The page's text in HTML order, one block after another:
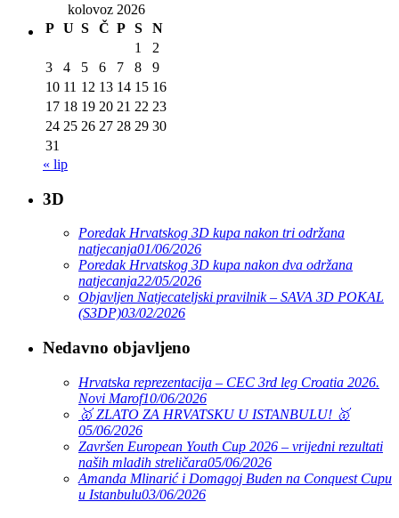
kolovoz 2026
P U S Č P S
N
1
2
3
4 5 6 7 8
9
10 11 12 13 14 15 16
17 18 19 20 21 22 23
24 25 26 27 28 29 30
31
« lip
3D
Poredak Hrvatskog 3D kupa nakon tri održana
natjecanja01/06/2026
Poredak Hrvatskog 3D kupa nakon dva održana
natjecanja22/05/2026
Objavljen Natjecateljski pravilnik – SAVA 3D POKAL
(S3DP)03/02/2026
Nedavno objavljeno
Hrvatska reprezentacija – CEC 3rd leg Croatia 2026.
Novi Marof10/06/2026
🥇 ZLATO ZA HRVATSKU U ISTANBULU! 🥇
05/06/2026
Završen European Youth Cup 2026 – vrijedni rezultati
naših mladih streličara05/06/2026
Amanda Mlinarić i Domagoj Buden na Conquest Cupu
u Istanbulu03/06/2026